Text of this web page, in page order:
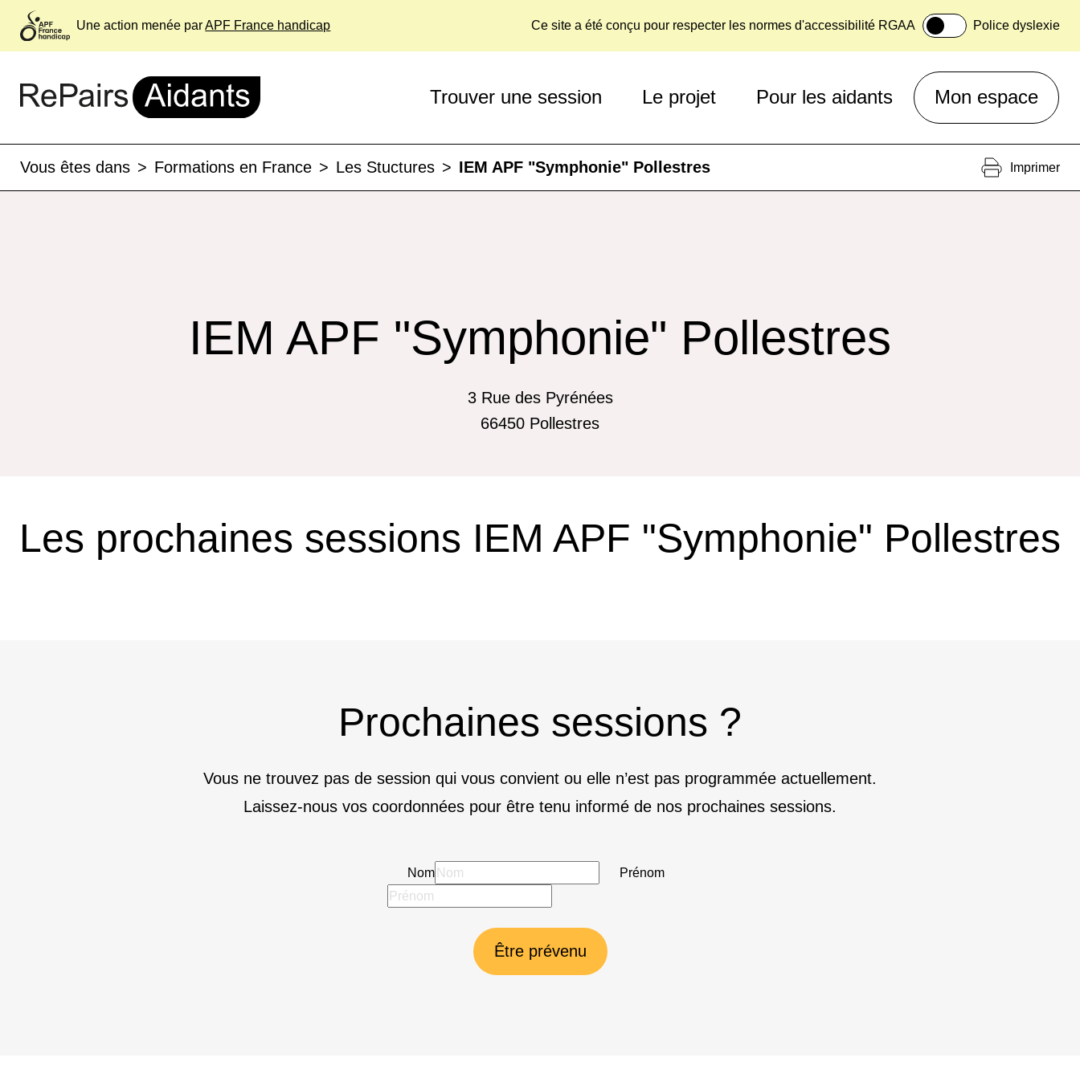
Une action menée parAPF France handicap Ce site a été conçu pour respecter les normes d'accessibilité RGAA Police dyslexie
Trouver une session Le projet Pour les aidants Mon espace
Vous êtes dans > Formations en France > Les Stuctures > IEM APF "Symphonie" Pollestres Imprimer
IEM APF "Symphonie" Pollestres
3 Rue des Pyrénées
66450 Pollestres
Les prochaines sessions IEM APF "Symphonie" Pollestres
Prochaines sessions ?
Vous ne trouvez pas de session qui vous convient ou elle n’est pas programmée actuellement.
Laissez-nous vos coordonnées pour être tenu informé de nos prochaines sessions.
Nom Prénom
Être prévenu